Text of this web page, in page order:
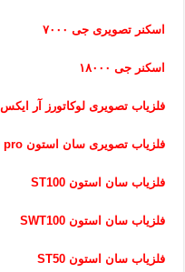
اسکنر تصویری جی ۷۰۰۰
اسکنر جی ۱۸۰۰۰
فلزیاب تصویری لوکاتورز آر ایکس
فلزیاب تصویری سان استون ST100 pro
فلزیاب سان استون ST100
فلزیاب سان استون SWT100
فلزیاب سان استون ST50